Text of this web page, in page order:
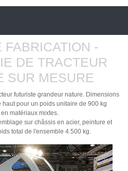
FABRICATION -
DE TRACTEUR
SUR MESURE
futuriste grandeur nature. Dimensions
pour un poids unitaire de 900 kg
matériaux mixtes.
sur châssis en acier, peinture et
total de l'ensemble 4.500 kg.